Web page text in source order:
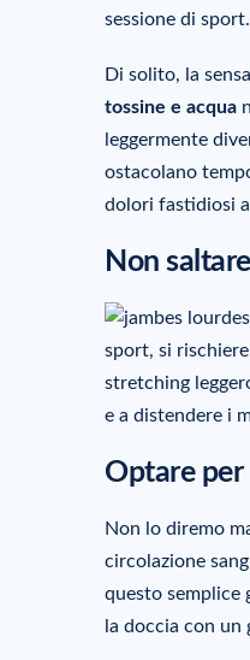
sessione di
Di solito, la
tossine e acqua
leggermente
ostacolano
dolori fastidiosi
Non
sport, si
stretching
e a distendere i
Optare per
Non lo diremo
circolazione
questo semplice
la doccia con